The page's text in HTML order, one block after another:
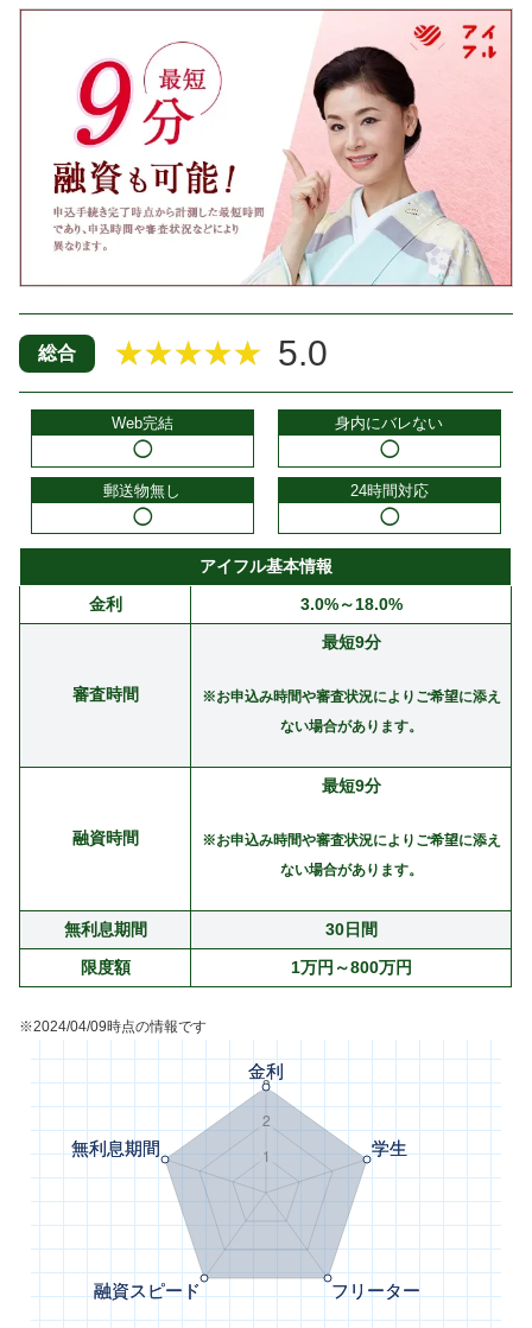
総合 ★★★★★ 5.0
Web完結
◯
身内にバレない
◯
郵送物無し
◯
24時間対応
◯
アイフル基本情報
金利
3.0%～18.0%
審査時間
最短9分
※お申込み時間や審査状況によりご希望に添え
ない場合があります。
融資時間
最短9分
※お申込み時間や審査状況によりご希望に添え
ない場合があります。
無利息期間
30日間
限度額
1万円～800万円
※2024/04/09時点の情報です